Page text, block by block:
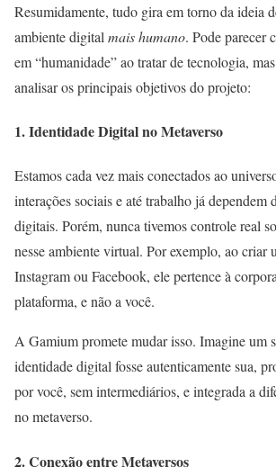
Resumidamente, tudo gira em torno da ideia
ambiente digital mais humano. Pode parecer
em “humanidade” ao tratar de tecnologia,
analisar os principais objetivos do projeto:
1. Identidade Digital no Metaverso
Estamos cada vez mais conectados ao
interações sociais e até trabalho já dependem
digitais. Porém, nunca tivemos controle real
nesse ambiente virtual. Por exemplo, ao criar
Instagram ou Facebook, ele pertence à
plataforma, e não a você.
A Gamium promete mudar isso. Imagine um
identidade digital fosse autenticamente sua,
por você, sem intermediários, e integrada a
no metaverso.
2. Conexão entre Metaversos